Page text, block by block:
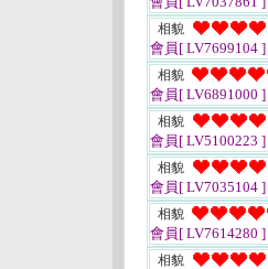
相貌
會員[ LV7699104 ]
相貌
會員[ LV6891000 ]
相貌
會員[ LV5100223 ]
相貌
會員[ LV7035104 ]
相貌
會員[ LV7614280 ]
相貌